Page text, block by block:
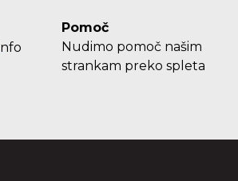
Pomoč
Nudimo pomoč našim
strankam preko spleta